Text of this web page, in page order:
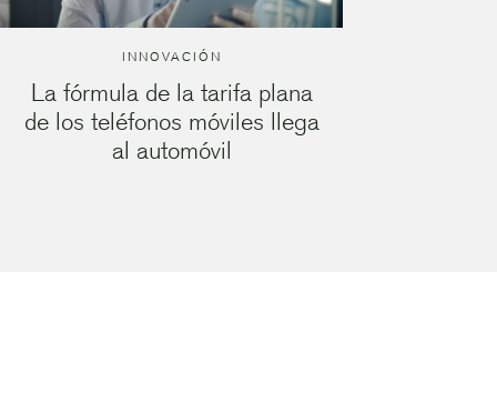
INNOVACIÓN
La fórmula de la tarifa plana
de los teléfonos móviles llega
al automóvil